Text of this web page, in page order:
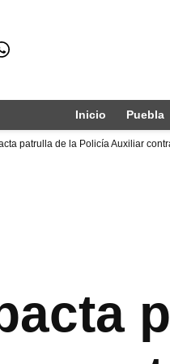
Inicio Puebla
patrulla de la Policía Auxiliar